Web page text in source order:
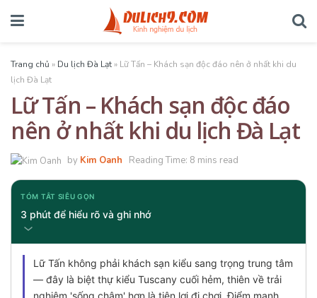
Trang chủ » Du lịch Đà Lạt » Lữ Tấn – Khách sạn độc đáo nên ở nhất khi du
lịch Đà Lạt
Lữ Tấn – Khách sạn độc đáo
nên ở nhất khi du lịch Đà Lạt
by Kim Oanh Reading Time: 8 mins read
TÓM TẮT SIÊU GỌN
3 phút để hiểu rõ và ghi nhớ
Lữ Tấn không phải khách sạn kiểu sang trọng trung tâm
— đây là biệt thự kiểu Tuscany cuối hẻm, thiên về trải
nghiệm 'sống chậm' hơn là tiện lợi đi chơi. Điểm mạnh